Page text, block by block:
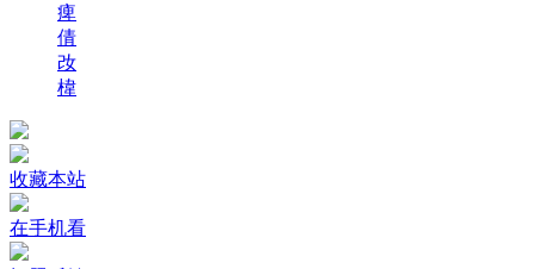
痺
倩
妀
椲
收藏本站
在手机看